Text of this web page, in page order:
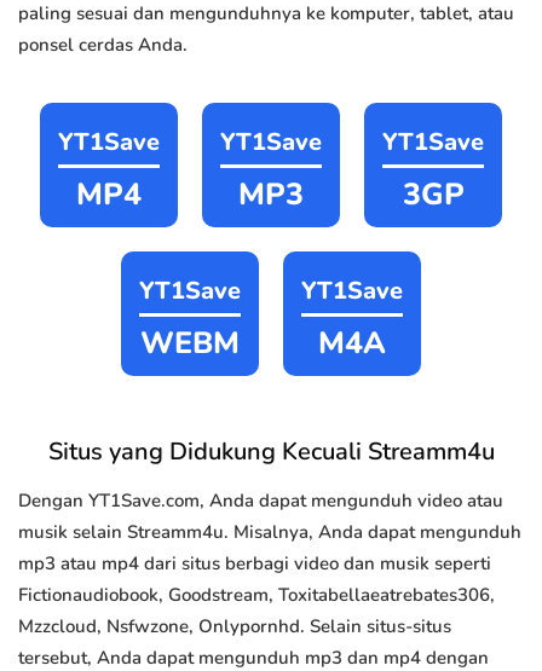
paling sesuai dan mengunduhnya ke komputer, tablet, atau
ponsel cerdas Anda.
YT1Save
MP4
YT1Save
MP3
YT1Save
3GP
YT1Save
WEBM
YT1Save
M4A
Situs yang Didukung Kecuali Streamm4u
Dengan YT1Save.com, Anda dapat mengunduh video atau
musik selain Streamm4u. Misalnya, Anda dapat mengunduh
mp3 atau mp4 dari situs berbagi video dan musik seperti
Fictionaudiobook, Goodstream, Toxitabellaeatrebates306,
Mzzcloud, Nsfwzone, Onlypornhd. Selain situs-situs
tersebut, Anda dapat mengunduh mp3 dan mp4 dengan